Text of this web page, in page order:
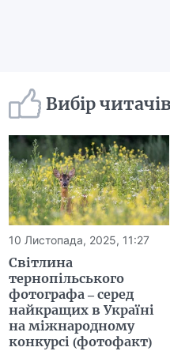
Вибір
10 Листопада, 2025, 11:27
Світлина
тернопільського
фотографа – серед
найкращих в Україні
на міжнародному
конкурсі (фотофакт)